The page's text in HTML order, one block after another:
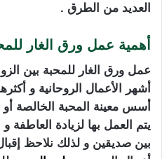
العديد من الطرق .
أهمية عمل ورق الغار
عمل ورق الغار للمحبة بين
أشهر الأعمال الروحانية و
أسس معينة المحبة الخالصة أو
يتم العمل بها لزيادة العاطفة
بين صديقين و لذلك نلاحظ